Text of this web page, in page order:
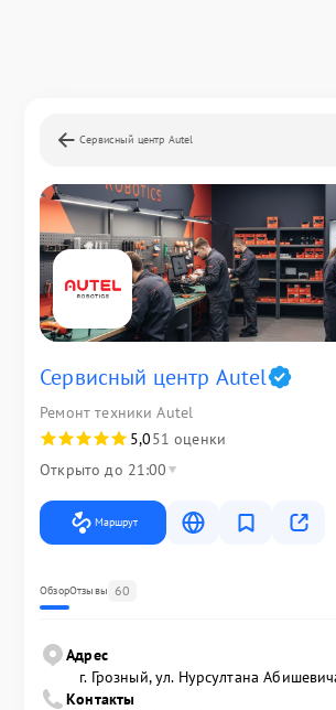
Сервисный центр Autel
Сервисный центр Autel
Ремонт техники Autel
5,051 оценки
Открыто до 21:00
Маршрут
ОбзорОтзывы 60
Адрес
г. Грозный, ул. Нурсултана
Контакты